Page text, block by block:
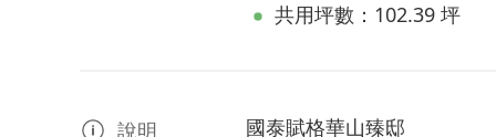
共用坪數：102.39 坪
說明 國泰賦格華山臻邸